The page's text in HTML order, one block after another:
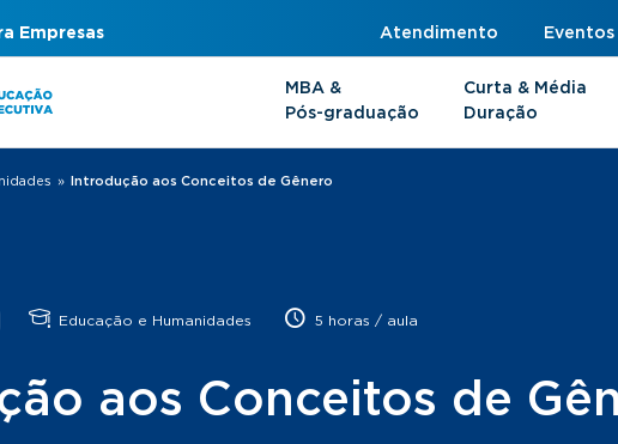
Empresas Atendimento Eventos
MBA &
Pós-graduação
Curta & Média
Duração
aqui
» Introdução aos Conceitos de Gênero
Educação e Humanidades 5 horas / aula
aos Conceitos de